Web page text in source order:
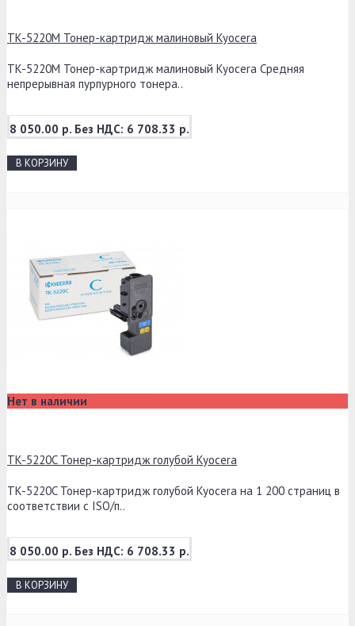
TK-5220M Тонер-картридж малиновый Kyocera
TK-5220M Тонер-картридж малиновый Kyocera Средняя
непрерывная пурпурного тонера..
8 050.00 р. Без НДС: 6 708.33 р.
В КОРЗИНУ
Нет в наличии
TK-5220C Тонер-картридж голубой Kyocera
TK-5220C Тонер-картридж голубой Kyocera на 1 200 страниц в
соответствии с ISO/п..
8 050.00 р. Без НДС: 6 708.33 р.
В КОРЗИНУ